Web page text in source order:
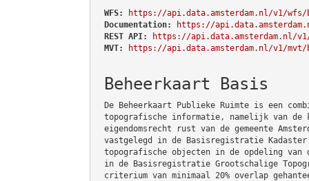
WFS:
https://api.data.amsterdam.nl/v1/wfs/
Documentation:
https://
REST API:
https://api.data.amsterdam.nl/
MVT:
https://api.data.amsterdam.nl/v1/
Beheerkaart Basis
De Beheerkaart Publieke Ruimte is een
topografische informatie, namelijk van de
eigendomsrecht rust van de gemeente
vastgelegd in de Basisregistratie Kadaster
topografische objecten in de opdeling van
in de Basisregistratie Grootschalige
criterium van minimaal 20% overlap